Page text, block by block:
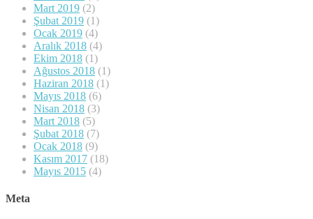
Mart 2019 (2)
Şubat 2019 (1)
Ocak 2019 (4)
Aralık 2018 (4)
Ekim 2018 (1)
Ağustos 2018 (1)
Haziran 2018 (1)
Mayıs 2018 (6)
Nisan 2018 (3)
Mart 2018 (5)
Şubat 2018 (7)
Ocak 2018 (9)
Kasım 2017 (18)
Mayıs 2015 (4)
Meta